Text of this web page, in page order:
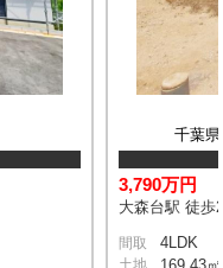
千葉
3,790万円
大森台駅 徒歩
間取 4LDK
土地